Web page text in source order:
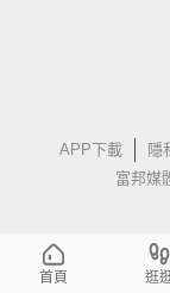
APP下載 隱
富邦媒
首頁 逛